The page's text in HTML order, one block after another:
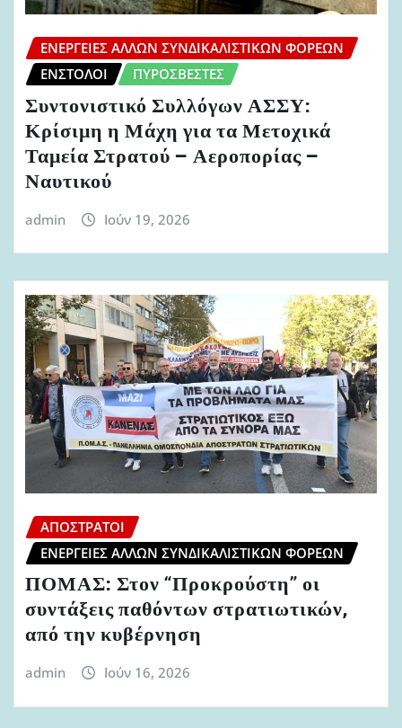
ΕΝΈΡΓΕΙΕΣ ΆΛΛΩΝ ΣΥΝΔΙΚΑΛΙΣΤΙΚΏΝ ΦΟΡΈΩΝ
ΈΝΣΤΟΛΟΙ
ΠΥΡΟΣΒΈΣΤΕΣ
Συντονιστικό Συλλόγων ΑΣΣΥ:
Κρίσιμη η Μάχη για τα Μετοχικά
Ταμεία Στρατού – Αεροπορίας –
Ναυτικού
admin Ιούν 19, 2026
ΑΠΌΣΤΡΑΤΟΙ
ΕΝΈΡΓΕΙΕΣ ΆΛΛΩΝ ΣΥΝΔΙΚΑΛΙΣΤΙΚΏΝ ΦΟΡΈΩΝ
ΠΟΜΑΣ: Στον “Προκρούστη” οι
συντάξεις παθόντων στρατιωτικών,
από την κυβέρνηση
admin Ιούν 16, 2026